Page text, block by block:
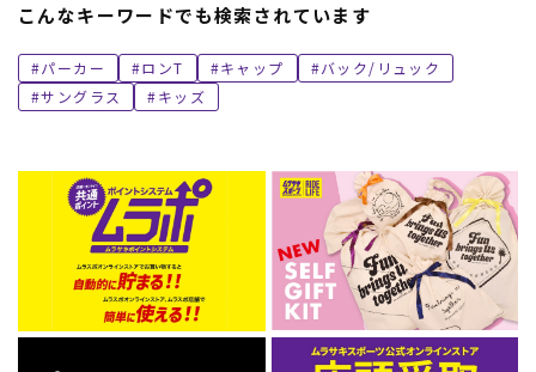
こんなキーワードでも検索されています
パーカー ロンT キャップ
バック/リュック
サングラス
キッズ